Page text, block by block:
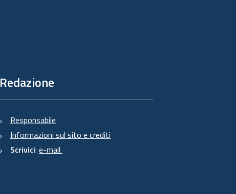
Redazione
Responsabile
Informazioni sul sito e crediti
Scrivici: e-mail